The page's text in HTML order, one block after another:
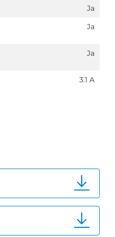
Ja
Ja
Ja
3.1 A